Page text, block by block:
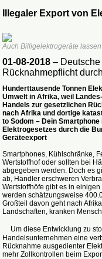
Illegaler Export von
Auch Billigelektrogeräte
01-08-2018– Deutsche
Rücknahmepflicht
Hunderttausende Tonnen
Umwelt in Afrika, weil
Handels zur gesetzlichen
nach Afrika und dortige
to Sodom – Dein
Elektrogesetzes durch die
Geräteexport
Smartphones, Kühlschränke,
Wertstoffhof oder sollten bei
abgegeben werden. Doch es
ab, Händler erschweren
Wertstoffhöfe gibt es in
werden schätzungsweise
Großteil davon geht nach
Landschaften, kranken
Um diese Entwicklung zu
Handelsunternehmen eine
Rücknahme ausgedienter
mehr Zollkontrollen beim